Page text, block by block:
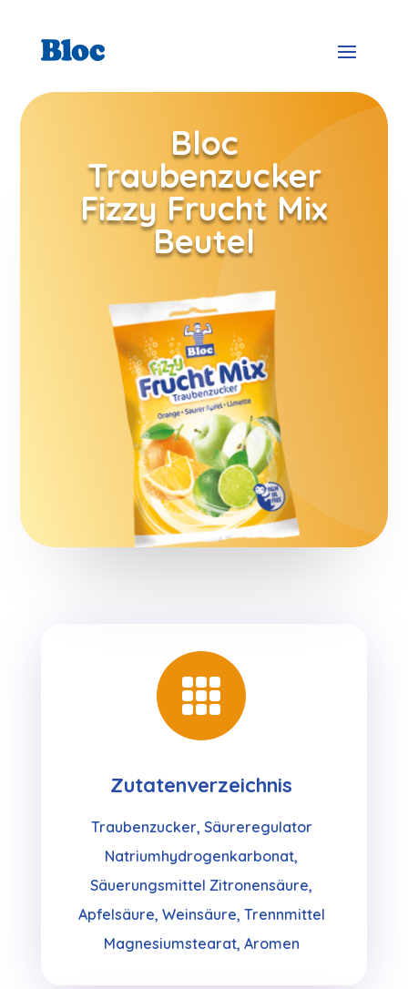
Bloc
Traubenzucker
Fizzy Frucht Mix
Beutel

Zutatenverzeichnis
Traubenzucker, Säureregulator
Natriumhydrogenkarbonat,
Säuerungsmittel Zitronensäure,
Apfelsäure, Weinsäure, Trennmittel
Magnesiumstearat, Aromen